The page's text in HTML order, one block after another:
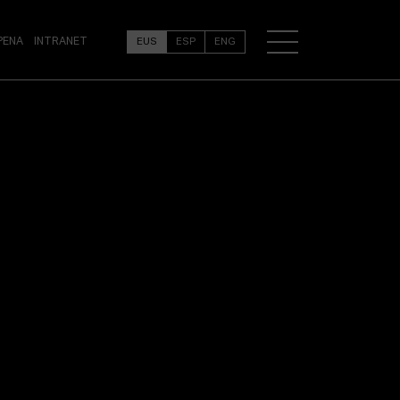
INTRANET EUS ESP ENG